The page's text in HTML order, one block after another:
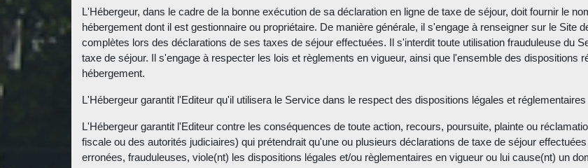
L'Hébergeur, dans le cadre de la bonne exécution de sa déclaration en ligne de taxe de séjour, doit fournir le
hébergement dont il est gestionnaire ou propriétaire. De manière générale, il s'engage à renseigner sur le Site
complètes lors des déclarations de ses taxes de séjour effectuées. Il s'interdit toute utilisation frauduleuse du
taxe de séjour. Il s'engage à respecter les lois et règlements en vigueur, ainsi que l'ensemble des dispositions
hébergement.
L'Hébergeur garantit l'Editeur qu'il utilisera le Service dans le respect des dispositions légales et
L'Hébergeur garantit l'Editeur contre les conséquences de toute action, recours, poursuite, plainte ou
fiscale ou des autorités judiciaires) qui prétendrait qu'une ou plusieurs déclarations de taxe de séjour
erronées, frauduleuses, viole(nt) les dispositions légales et/ou règlementaires en vigueur ou lui cause(nt) un